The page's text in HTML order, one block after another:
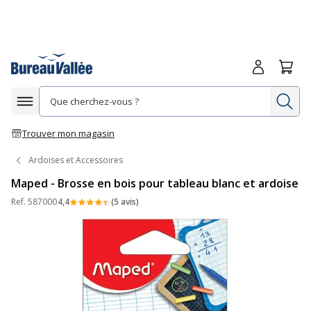
Afficher la navigation
Trouver mon magasin
Me
Ardoises et Accessoires
Maped - Brosse en bois pour tableau blanc et ardoise
Ref. 5870004,4 (5 avis)